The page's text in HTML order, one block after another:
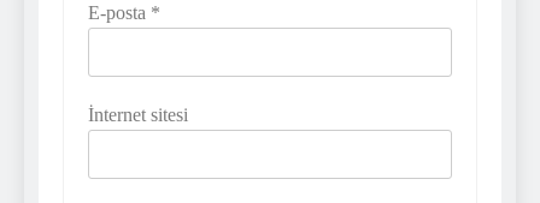
E-posta *
İnternet sitesi